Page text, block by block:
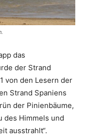
das
der Strand
von den Lesern der
Strand Spaniens
der Pinienbäume,
des Himmels und
ausstrahlt“.